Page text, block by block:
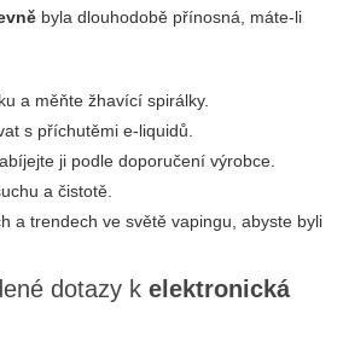
byla dlouhodobě přínosná, máte-li
a měňte žhavící spirálky.
s příchutěmi e-liquidů.
ji podle doporučení výrobce.
a čistotě.
a trendech ve světě vapingu, abyste byli
dotazy k elektronická